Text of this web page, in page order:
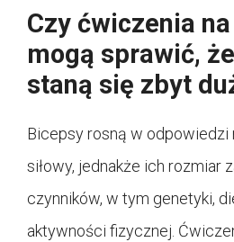
Czy ćwiczenia
mogą sprawić,
staną się zbyt
Bicepsy rosną w odpowiedzi
siłowy, jednakże ich rozmiar
czynników, w tym genetyki,
aktywności fizycznej.